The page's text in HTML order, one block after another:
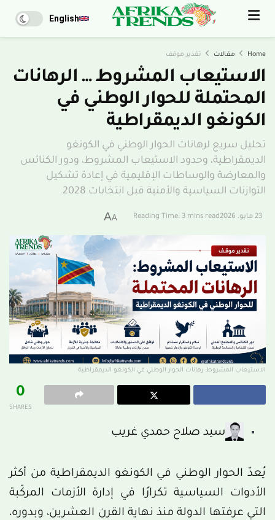
English
Home مقالات تقدير موقف
الاستيعاب المشروط … الرهانات
المحتملة للحوار الوطني في
الكونغو الديمقراطية
تحليل سريع لرهانات الحوار الوطني في الكونغو
الديمقراطية، وحدود الاستيعاب المشروط، ودور الكنائس
والمعارضة والوساطات الإقليمية في إعادة تشكيل
التوازنات السياسية والأمنية قبل انتخابات 2028.
23 مايو، 2026 Reading Time: 3 mins read
A
A
الاستيعاب المشروط: رهانات الحوار الوطني في الكونغو الديمقراطية
0
SHARES
سيد صلاح حمدي غريب
يُعدّ الحوار الوطني في الكونغو الديمقراطية من أكثر
الأدوات السياسية تكرارًا في إدارة الأزمات المركّبة
التي عرفتها الدولة منذ نهاية القرن العشرين، وبدوره،